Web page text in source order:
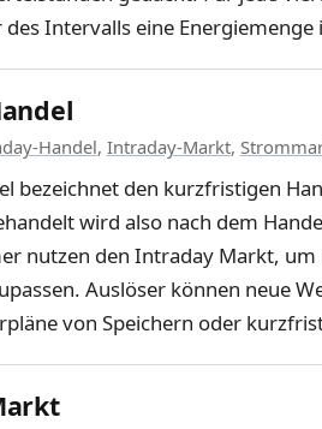
des Intervalls eine
Handel, Intraday-Markt,
bezeichnet den kurzfristigen
wird also nach dem
nutzen den Intraday Markt,
Auslöser können neue
von Speichern oder